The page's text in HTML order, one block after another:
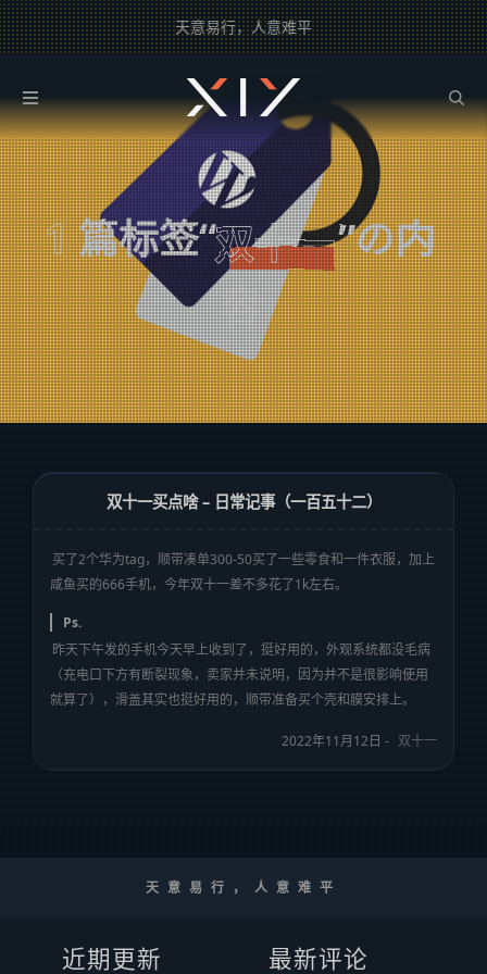
天意易行，人意难平
2BROEAR の 双十一 Tag
1篇标签“双十一”の内
容
双十一买点啥 – 日常记事（一百五十二）
买了2个华为tag，顺带凑单300-50买了一些零食和一件衣服，加上
咸鱼买的666手机，今年双十一差不多花了1k左右。
Ps.
昨天下午发的手机今天早上收到了，挺好用的，外观系统都没毛病
（充电口下方有断裂现象，卖家并未说明，因为并不是很影响使用
就算了），滑盖其实也挺好用的，顺带准备买个壳和膜安排上。
2022年11月12日 - 双十一
天意易行，人意难平
近期更新 最新评论